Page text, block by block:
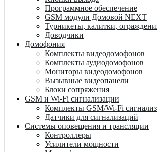
Программное обеспечение
GSM модули Домовой NEXT
Турникеты, калитки,
Доводчики
Домофония
Комплекты видеодомофонов
Комплекты аудиодомофонов
Мониторы видеодомофонов
Вызывные видеопанели
Блоки сопряжения
GSM и Wi-Fi сигнализации
Комплекты GSM/Wi-Fi
Датчики для сигнализаций
Системы оповещения и трансляции
Контроллеры
Усилители мощности